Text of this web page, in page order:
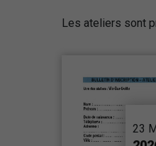
Les ateliers sont
23